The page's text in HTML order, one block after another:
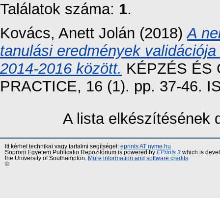
Találatok száma: 1.
Kovács, Anett Jolán (2018)A
tanulási eredmények
2014-2016 között. KÉPZÉS ÉS
PRACTICE, 16 (1). pp. 37-46.
A lista elkészítésének
Itt kérhet technikai vagy tartalmi segítséget: eprints AT nyme.hu
Soproni Egyetem Publicatio Repozitórium is powered by EPrints 3 which is
the University of Southampton.
More information and software credits
©